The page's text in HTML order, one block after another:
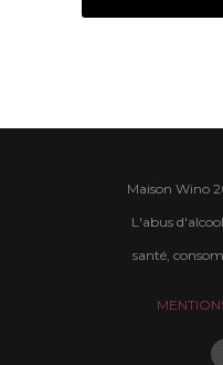
Maison Wino
L'abus
santé,